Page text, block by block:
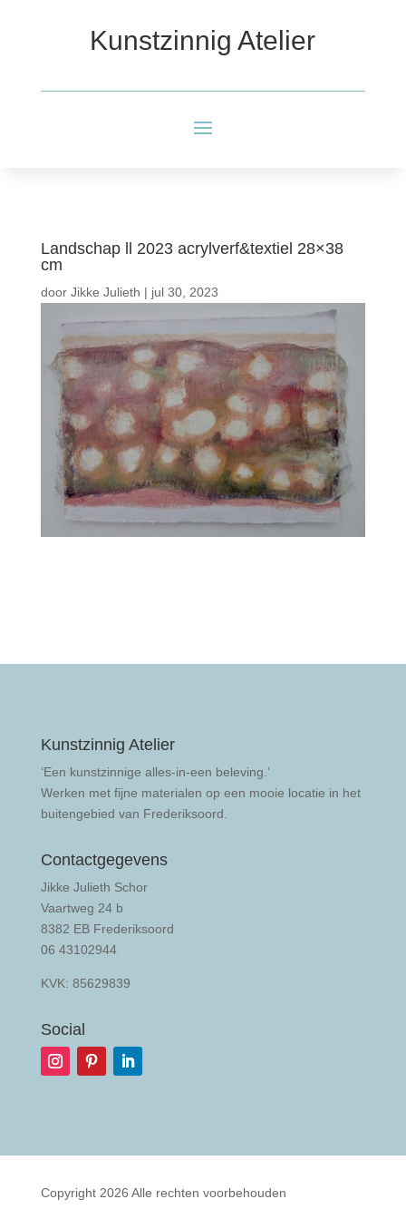
Kunstzinnig Atelier
Landschap ll 2023 acrylverf&textiel 28×38
cm
door Jikke Julieth | jul 30, 2023
Kunstzinnig Atelier
‘Een kunstzinnige alles-in-een beleving.’
Werken met fijne materialen op een mooie locatie in het
buitengebied van Frederiksoord.
Contactgegevens
Jikke Julieth Schor
Vaartweg 24 b
8382 EB Frederiksoord
06 43102944
KVK: 85629839
Social
Copyright 2026 Alle rechten voorbehouden